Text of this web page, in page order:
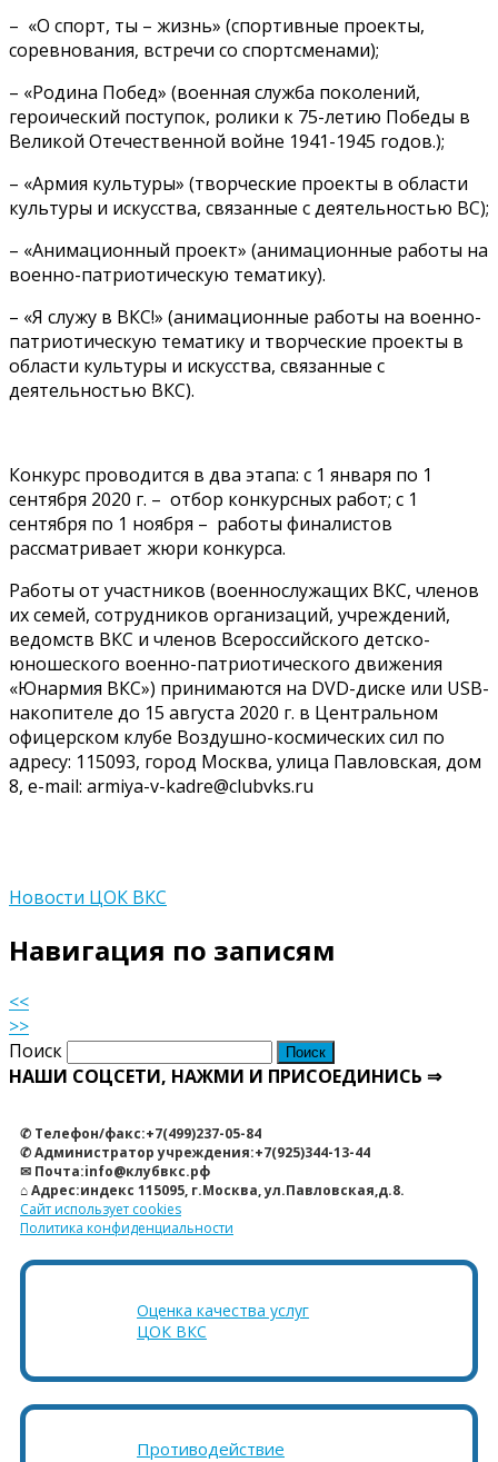
– «О спорт, ты – жизнь» (спортивные проекты,
соревнования, встречи со спортсменами);
– «Родина Побед» (военная служба поколений,
героический поступок, ролики к 75-летию Победы в
Великой Отечественной войне 1941-1945 годов.);
– «Армия культуры» (творческие проекты в области
культуры и искусства, связанные с деятельностью ВС);
– «Анимационный проект» (анимационные работы на
военно-патриотическую тематику).
– «Я служу в ВКС!» (анимационные работы на военно-
патриотическую тематику и творческие проекты в
области культуры и искусства, связанные с
деятельностью ВКС).
Конкурс проводится в два этапа: с 1 января по 1
сентября 2020 г. – отбор конкурсных работ; с 1
сентября по 1 ноября – работы финалистов
рассматривает жюри конкурса.
Работы от участников (военнослужащих ВКС, членов
их семей, сотрудников организаций, учреждений,
ведомств ВКС и членов Всероссийского детско-
юношеского военно-патриотического движения
«Юнармия ВКС») принимаются на DVD-диске или USB-
накопителе до 15 августа 2020 г. в Центральном
офицерском клубе Воздушно-космических сил по
адресу: 115093, город Москва, улица Павловская, дом
8, e-mail: armiya-v-kadre@clubvks.ru
Новости ЦОК ВКС
Навигация по записям
<<
>>
Поиск
НАШИ СОЦСЕТИ, НАЖМИ И ПРИСОЕДИНИСЬ ⇒
✆ Телефон/факс:+7(499)237-05-84
✆ Администратор учреждения:+7(925)344-13-44
✉ Почта:info@клубвкс.рф
⌂ Адрес:индекс 115095, г.Москва, ул.Павловская,д.8.
Сайт использует cookies
Политика конфиденциальности
Оценка качества услуг
ЦОК ВКС
Противодействие